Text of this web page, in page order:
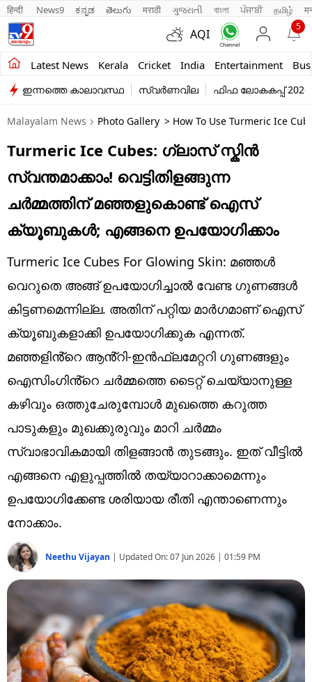
हिन्दी News9 ಕನ್ನಡ తెలుగు मराठी ગુજરાતી বাংলা ਪੰਜਾਬੀ தமிழ்
AQI
5
Latest News Kerala Cricket India Entertainment
Kerala
India
Entertainment
Business
Education
Sports
Lifestyle
world
Technology
Religion
Web Story
Photo
Short Videos
ഇന്നത്തെ കാലാവസ്ഥ സ്വർണവില ഫിഫ ലോകകപ്പ് 2026
Malayalam News Photo Gallery > How To Use Turmeric Ice
Turmeric Ice Cubes: ഗ്ലാസ് സ്കിൻ
സ്വന്തമാക്കാം! വെട്ടിതിളങ്ങുന്ന
ചർമ്മത്തിന് മഞ്ഞളുകൊണ്ട് ഐസ്
ക്യൂബുകൾ; എങ്ങനെ ഉപയോഗിക്കാം
Turmeric Ice Cubes For Glowing Skin: മഞ്ഞൾ
വെറുതെ അങ്ങ് ഉപയോ​ഗിച്ചാൽ വേണ്ട ​ഗുണങ്ങൾ
കിട്ടണമെന്നില്ല. അതിന് പറ്റിയ മാർ​ഗമാണ് ഐസ് ​
ക്യൂബുകളാക്കി ഉപയോ​ഗിക്കുക എന്നത്.
മഞ്ഞളിൻ്റെ ആൻ്റി-ഇൻഫ്ലമേറ്ററി ഗുണങ്ങളും
ഐസിംഗിൻ്റെ ചർമ്മത്തെ ടൈറ്റ് ചെയ്യാനുള്ള
കഴിവും ഒത്തുചേരുമ്പോൾ മുഖത്തെ കറുത്ത
പാടുകളും മുഖക്കുരുവും മാറി ചർമ്മം
സ്വാഭാവികമായി തിളങ്ങാൻ തുടങ്ങും. ഇത് വീട്ടിൽ
എങ്ങനെ എളുപ്പത്തിൽ തയ്യാറാക്കാമെന്നും
ഉപയോഗിക്കേണ്ട ശരിയായ രീതി എന്താണെന്നും
നോക്കാം.
Neethu Vijayan | Updated On:07 Jun 2026 | 01:59 PM